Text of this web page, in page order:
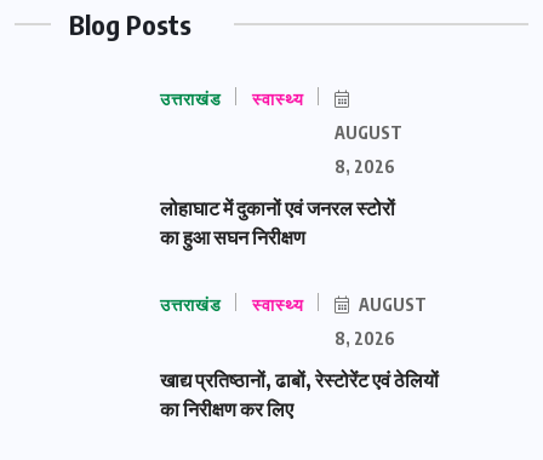
Blog Posts
उत्तराखंड स्वास्थ्य
AUGUST
8, 2026
लोहाघाट में दुकानों एवं जनरल स्टोरों
का हुआ सघन निरीक्षण
उत्तराखंड स्वास्थ्य
AUGUST
8, 2026
खाद्य प्रतिष्ठानों, ढाबों, रेस्टोरेंट एवं ठेलियों
का निरीक्षण कर लिए